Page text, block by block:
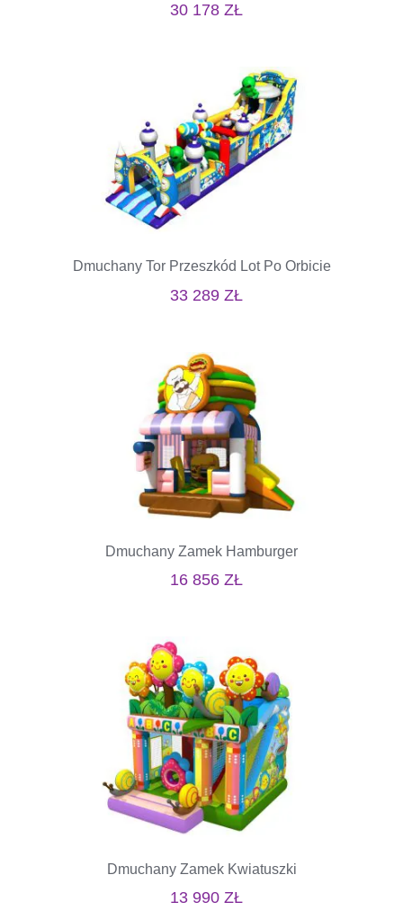
30 178 ZŁ
Dmuchany Tor Przeszkód Lot Po Orbicie
33 289 ZŁ
Dmuchany Zamek Hamburger
16 856 ZŁ
Dmuchany Zamek Kwiatuszki
13 990 ZŁ